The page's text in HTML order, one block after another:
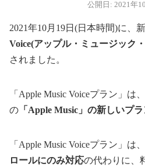
公開日: 2021年
2021年10月19日(日本時間)に、
Voice(アップル・ミュージック
されました。
「Apple Music Voiceプラン」は
の 「Apple Music」の新しいプ
「Apple Music Voiceプラン」は、
ロールにのみ対応の代わりに、